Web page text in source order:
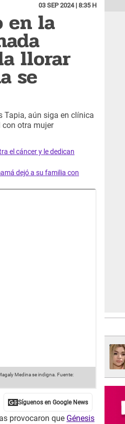
03 SEP 2024 | 8:35 H
en la
llorar
se
Tapia, aún siga en clínica
con otra mujer
el cáncer y le dedican
dejó a su familia con
Medina se indigna. Fuente:
provocaron que Génesis